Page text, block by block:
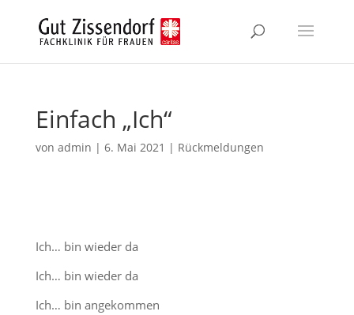
springen
Einfach „Ich“
von admin | 6. Mai 2021 | Rückmeldungen
Ich… bin wieder da
Ich… bin wieder da
Ich… bin angekommen